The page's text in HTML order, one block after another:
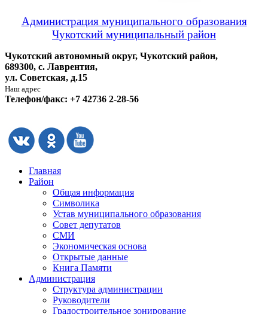
Администрация муниципального образования
Чукотский муниципальный район
Чукотский автономный округ, Чукотский район,
689300, с. Лаврентия,
ул. Советская, д.15
Наш адрес
Телефон/факс: +7 42736 2-28-56
Главная
Район
Общая информация
Символика
Устав муниципального образования
Совет депутатов
СМИ
Экономическая основа
Открытые данные
Книга Памяти
Администрация
Структура администрации
Руководители
Градостроительное зонирование